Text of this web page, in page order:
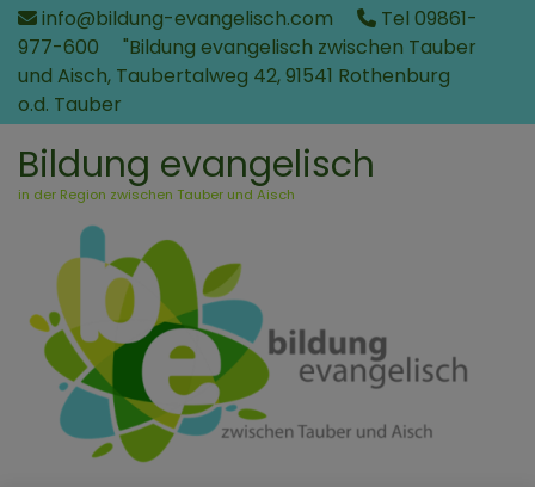
Direkt
zum
Inhalt
info@bildung-evangelisch.com
Tel 09861-
977-600
"Bildung evangelisch zwischen Tauber
und Aisch, Taubertalweg 42, 91541 Rothenburg
o.d. Tauber
Bildung evangelisch
in der Region zwischen Tauber und Aisch